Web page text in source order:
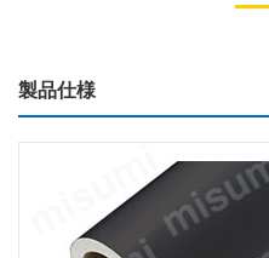
製品仕様